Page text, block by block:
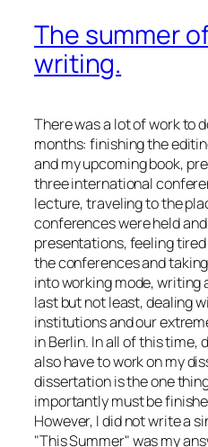
The summer
writing.
There was a lot of work to
months: finishing the
and my upcoming book,
three international
lecture, traveling to the
conferences were held
presentations, feeling
the conferences and
into working mode, writing
last but not least, dealing
institutions and our
in Berlin. In all of this time,
also have to work on my
dissertation is the one
importantly must be
However, I did not write a
This Summer was my